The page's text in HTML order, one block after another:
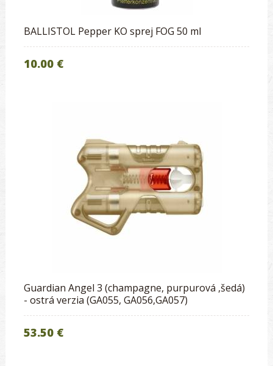
BALLISTOL Pepper KO sprej FOG 50 ml
10.00 €
Guardian Angel 3 (champagne, purpurová ,šedá)
- ostrá verzia (GA055, GA056,GA057)
53.50 €